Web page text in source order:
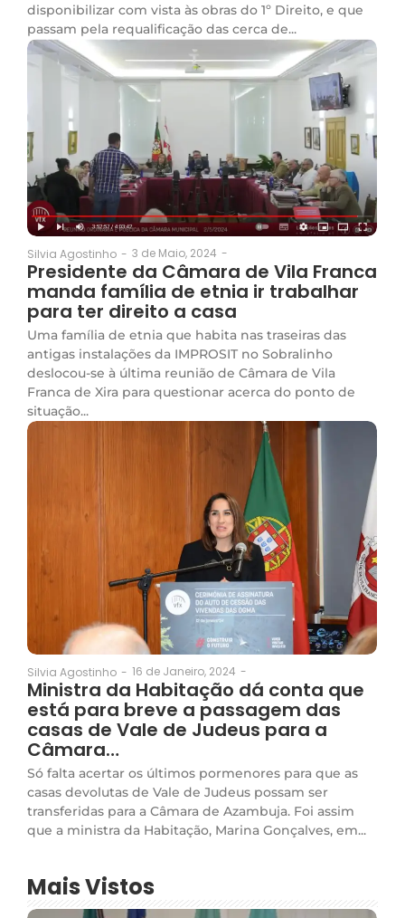
disponibilizar com vista às obras do 1º Direito, e que
passam pela requalificação das cerca de...
Silvia Agostinho - 3 de Maio, 2024 -
Presidente da Câmara de Vila Franca
manda família de etnia ir trabalhar
para ter direito a casa
Uma família de etnia que habita nas traseiras das
antigas instalações da IMPROSIT no Sobralinho
deslocou-se à última reunião de Câmara de Vila
Franca de Xira para questionar acerca do ponto de
situação...
Silvia Agostinho - 16 de Janeiro, 2024 -
Ministra da Habitação dá conta que
está para breve a passagem das
casas de Vale de Judeus para a
Câmara…
Só falta acertar os últimos pormenores para que as
casas devolutas de Vale de Judeus possam ser
transferidas para a Câmara de Azambuja. Foi assim
que a ministra da Habitação, Marina Gonçalves, em...
Mais Vistos